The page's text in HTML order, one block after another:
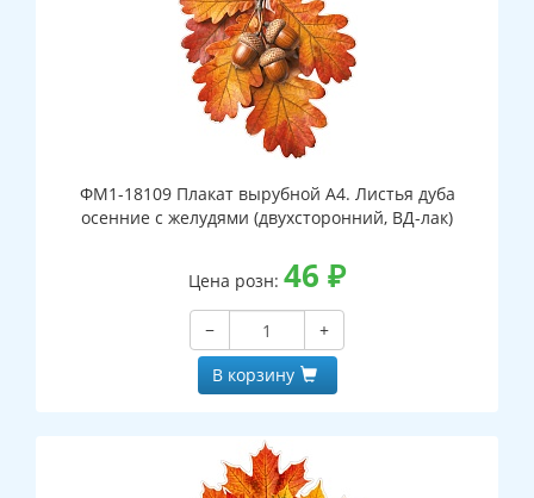
ФМ1-18109 Плакат вырубной А4. Листья дуба
осенние с желудями (двухсторонний, ВД-лак)
Цена розн: 46 ₽
−
+
В корзину